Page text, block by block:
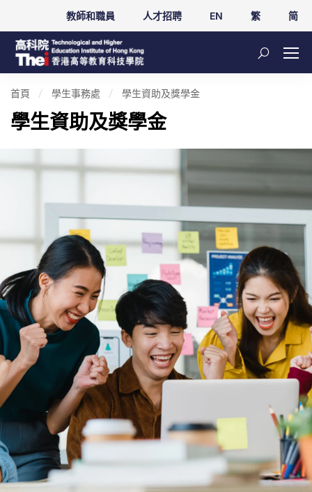
教師和職員 人才招聘 EN 繁 简
首頁 學生事務處 學生資助及獎學金
學生資助及獎學金